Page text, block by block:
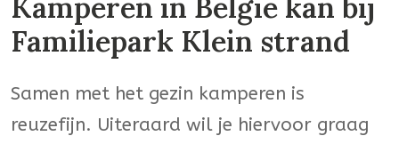
Kamperen in België kan bij
Familiepark Klein strand
Samen met het gezin kamperen is
reuzefijn. Uiteraard wil je hiervoor graag